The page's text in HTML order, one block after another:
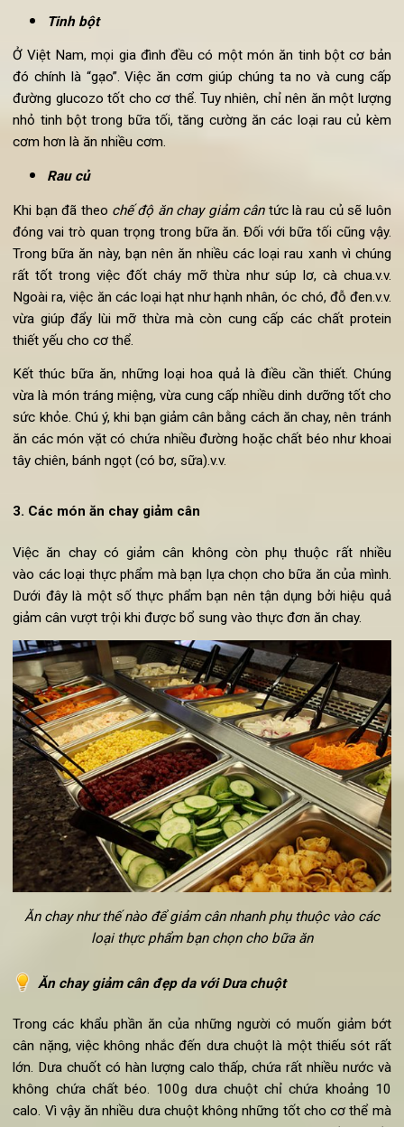
lợn chay, xúc xích chay.
với nhân dâu tây.
Bữa tối
Đây là bữa ăn rất dễ gây tích tụ mỡ thừa cho cơ thể. Tuy
dạ dày, ngủ không thoải mái do cảm thấy đói,.v.v. Vì vậy, nếu
muốn
ăn chay giảm mỡ bụng
, hạn chế việc tăng cân, bữa ăn
nên cực kì tránh các thực phẩm có chứa chất béo.
Tinh bột
Ở Việt Nam, mọi gia đình đều có một món ăn tinh bột cơ
đó chính là “gạo”. Việc ăn cơm giúp chúng ta no và cung
đường glucozo tốt cho cơ thể. Tuy nhiên, chỉ nên ăn một
nhỏ tinh bột trong bữa tối, tăng cường ăn các loại rau củ
cơm hơn là ăn nhiều cơm.
Rau củ
Khi bạn đã theochế độ ăn chay giảm cân
Trong bữa ăn này, bạn nên ăn nhiều các loại rau xanh vì
Ngoài ra, việc ăn các loại hạt như hạnh nhân, óc chó, đỗ
vừa giúp đẩy lùi mỡ thừa mà còn cung cấp các chất
thiết yếu cho cơ thể.
vừa là món tráng miệng, vừa cung cấp nhiều dinh dưỡng tốt
sức khỏe. Chú ý, khi bạn giảm cân bằng cách ăn chay, nên
ăn các món vặt có chứa nhiều đường hoặc chất béo như
tây chiên, bánh ngọt (có bơ, sữa).v.v.
3. Các món ăn chay giảm cân
Việc ăn chay có giảm cân không còn phụ thuộc rất
vào các loại thực phẩm mà bạn lựa chọn cho bữa ăn của
Dưới đây là một số thực phẩm bạn nên tận dụng bởi hiệu
giảm cân vượt trội khi được bổ sung vào thực đơn ăn chay.